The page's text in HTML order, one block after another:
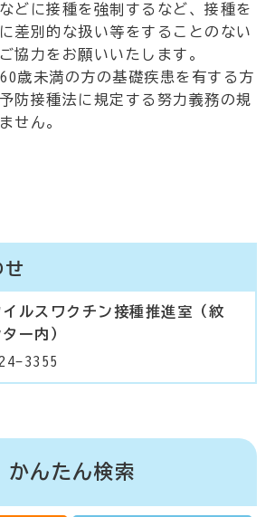
どに接種を強制するなど、接種を
差別的な扱い等をすることのない
協力をお願いいたします。
歳未満の方の基礎疾患を有する方
防接種法に規定する努力義務の規
せん。
せ
ルスワクチン接種推進室（紋
ー内）
3355
かんたん検索